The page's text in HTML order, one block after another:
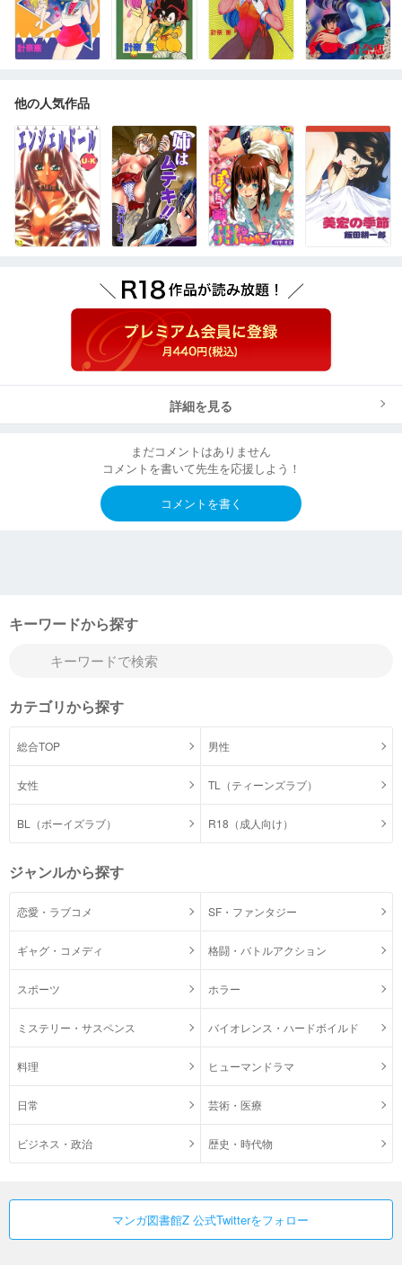
他の人気作品
詳細を見る
まだコメントはありません
コメントを書いて先生を応援しよう！
コメントを書く
キーワードから探す
カテゴリから探す
総合TOP 男性
女性 TL（ティーンズラブ）
BL（ボーイズラブ） R18（成人向け）
ジャンルから探す
恋愛・ラブコメ SF・ファンタジー
ギャグ・コメディ 格闘・バトルアクション
スポーツ ホラー
ミステリー・サスペンス バイオレンス・ハードボイルド
料理 ヒューマンドラマ
日常 芸術・医療
ビジネス・政治 歴史・時代物
マンガ図書館Z 公式Twitterをフォロー